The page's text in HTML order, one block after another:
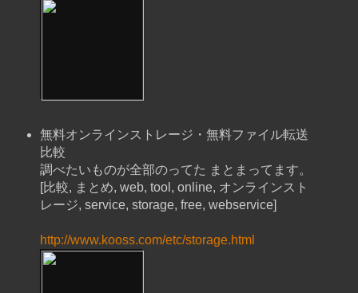
無料オンラインストレージ・無料ファイル転送
比較
調べたいものが全部のってた まとまってます。
[比較, まとめ, web, tool, online, オンラインスト
レージ, service, storage, free, webservice]
http://www.kooss.com/etc/storage.html